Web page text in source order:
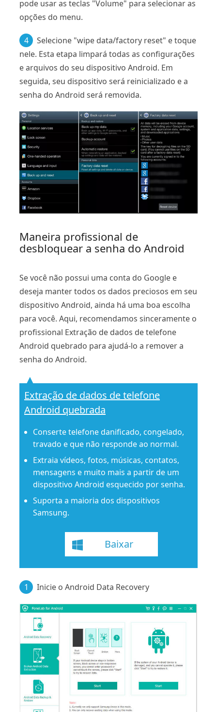
pode usar as teclas "Volume" para selecionar as
opções do menu.
4
Selecione "wipe data/factory reset" e toque
nele. Esta etapa limpará todas as configurações
e arquivos do seu dispositivo Android. Em
seguida, seu dispositivo será reinicializado e a
senha do Android será removida.
Maneira profissional de
desbloquear a senha do Android
Se você não possui uma conta do Google e
deseja manter todos os dados preciosos em seu
dispositivo Android, ainda há uma boa escolha
para você. Aqui, recomendamos sinceramente o
profissional Extração de dados de telefone
Android quebrado para ajudá-lo a remover a
senha do Android.
Extração de dados de telefone
Android quebrada
Conserte telefone danificado, congelado,
travado e que não responde ao normal.
Extraia vídeos, fotos, músicas, contatos,
mensagens e muito mais a partir de um
dispositivo Android esquecido por senha.
Suporta a maioria dos dispositivos
Samsung.
Baixar
1 Inicie o Android Data Recovery